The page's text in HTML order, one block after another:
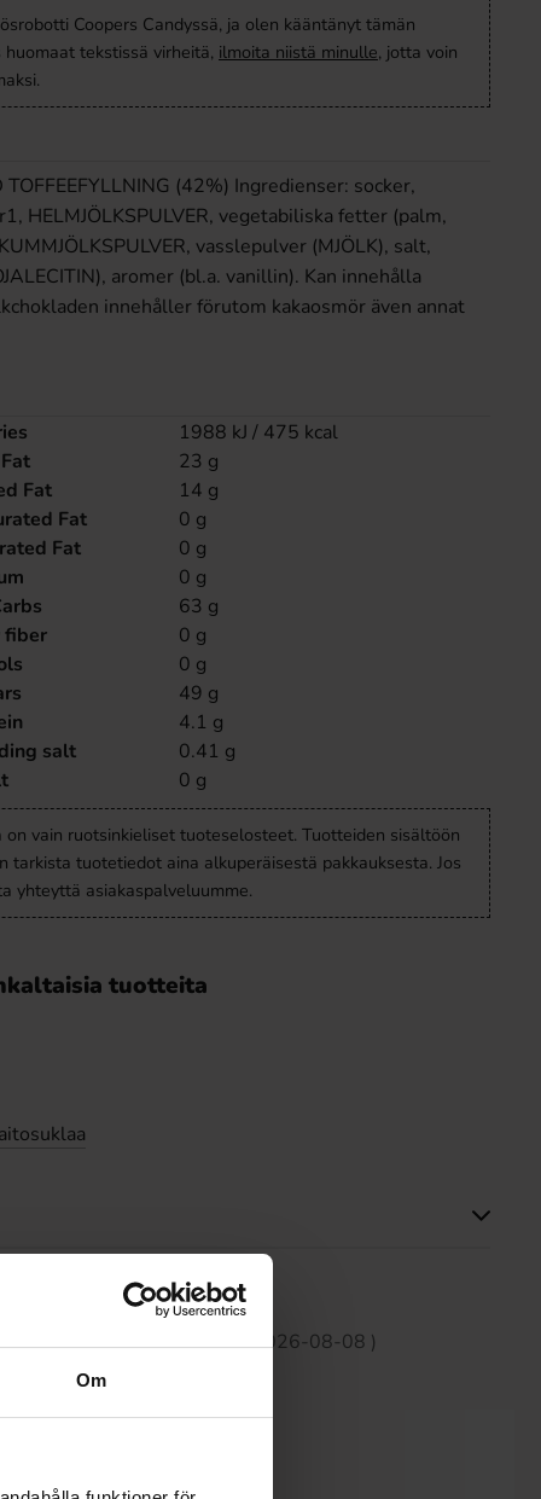
Om
Coopers Candyssä, ja olen kääntänyt tämän
tekstissä virheitä, ilmoita niistä minulle, jotta voin
TOFFEEFYLLNING (42%) Ingredienser: socker,
HELMJÖLKSPULVER, vegetabiliska fetter (palm,
vasslepulver (MJÖLK), salt,
aromer (bl.a. vanillin). Kan innehålla
innehåller förutom kakaosmör även annat
1988 kJ / 475 kcal
23 g
Fat
14 g
Fat
0 g
Fat
0 g
0 g
63 g
fiber
0 g
0 g
49 g
4.1 g
salt
0.41 g
0 g
vain ruotsinkieliset tuoteselosteet. Tuotteiden sisältöön
tarkista tuotetiedot aina alkuperäisestä pakkauksesta. Jos
yhteyttä asiakaspalveluumme.
tuotteita
Tällä tuotteella ei ole arvosteluja
päivän aikana on1.50 EUR (2026-08-08 )